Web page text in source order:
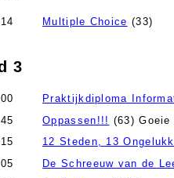
Multiple Choice (33)
3
Praktijkdiploma
Oppassen!!! (63)
12 Steden, 13
De Schreeuw van de